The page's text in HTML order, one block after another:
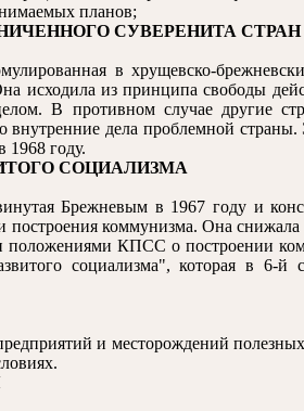
планов;
СУВЕРЕНИТА
в хрущевско-
исходила из принципа свободы
В противном случае другие
внутренние дела проблемной
1968 году.
СОЦИАЛИЗМА
Брежневым в 1967 году и
построения коммунизма. Она
КПСС о построении
социализма", которая в
и месторождений